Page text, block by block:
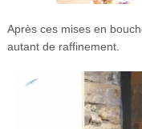
Après ces mises en
autant de raffinement.